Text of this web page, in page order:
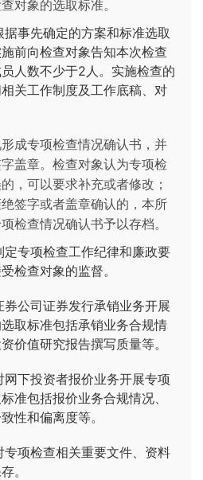
对象的选取标准。
据事先确定的方案和标准选取
前向检查对象告知本次检查
人数不少于2人。实施检查的
关工作制度及工作底稿、对
成专项检查情况确认书，并
盖章。检查对象认为专项检
，可以要求补充或者修改；
签字或者盖章确认的，本所
检查情况确认书予以存档。
定专项检查工作纪律和廉政要
检查对象的监督。
券公司证券发行承销业务开展
取标准包括承销业务合规情
价值研究报告撰写质量等。
网下投资者报价业务开展专项
准包括报价业务合规情况、
性和偏离度等。
专项检查相关重要文件、资料
。